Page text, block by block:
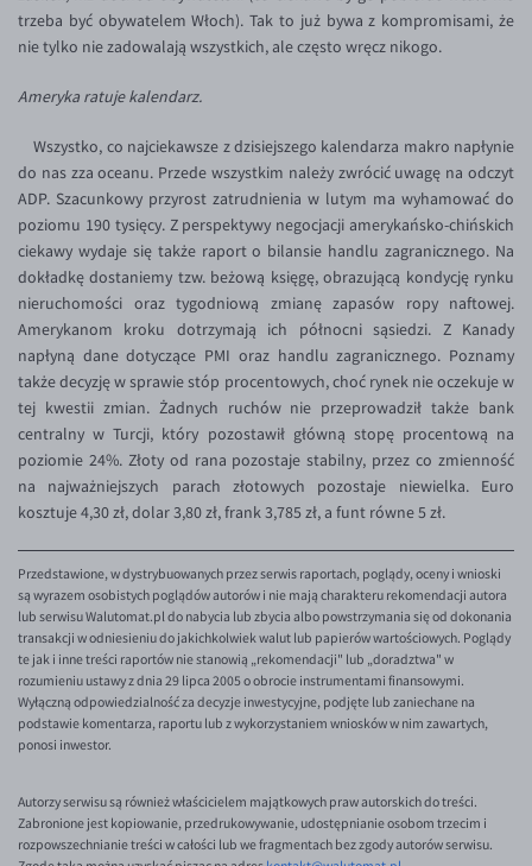
EUR/NOK
EUR/AUD
EUR/BGN
EUR/CAD
EUR/CNY
EUR/HKD
EUR/HUF
EUR/ILS
EUR/JPY
EUR/NZD
EUR/RON
EUR/SGD
EUR/ZAR
GBP/USD
USD/CHF
GBP/CHF
trzeba być obywatelem Włoch). Tak to już bywa z kompromisami, że
nie tylko nie zadowalają wszystkich, ale często wręcz nikogo.
Ameryka ratuje kalendarz.
Wszystko, co najciekawsze z dzisiejszego kalendarza makro napłynie
do nas zza oceanu. Przede wszystkim należy zwrócić uwagę na odczyt
ADP. Szacunkowy przyrost zatrudnienia w lutym ma wyhamować do
poziomu 190 tysięcy. Z perspektywy negocjacji amerykańsko-chińskich
ciekawy wydaje się także raport o bilansie handlu zagranicznego. Na
dokładkę dostaniemy tzw. beżową księgę, obrazującą kondycję rynku
nieruchomości oraz tygodniową zmianę zapasów ropy naftowej.
Amerykanom kroku dotrzymają ich północni sąsiedzi. Z Kanady
napłyną dane dotyczące PMI oraz handlu zagranicznego. Poznamy
także decyzję w sprawie stóp procentowych, choć rynek nie oczekuje w
tej kwestii zmian. Żadnych ruchów nie przeprowadził także bank
centralny w Turcji, który pozostawił główną stopę procentową na
poziomie 24%. Złoty od rana pozostaje stabilny, przez co zmienność
na najważniejszych parach złotowych pozostaje niewielka. Euro
kosztuje 4,30 zł, dolar 3,80 zł, frank 3,785 zł, a funt równe 5 zł.
Przedstawione, w dystrybuowanych przez serwis raportach, poglądy, oceny i wnioski
są wyrazem osobistych poglądów autorów i nie mają charakteru rekomendacji autora
lub serwisu Walutomat.pl do nabycia lub zbycia albo powstrzymania się od dokonania
transakcji w odniesieniu do jakichkolwiek walut lub papierów wartościowych. Poglądy
te jak i inne treści raportów nie stanowią „rekomendacji" lub „doradztwa" w
rozumieniu ustawy z dnia 29 lipca 2005 o obrocie instrumentami finansowymi.
Wyłączną odpowiedzialność za decyzje inwestycyjne, podjęte lub zaniechane na
podstawie komentarza, raportu lub z wykorzystaniem wniosków w nim zawartych,
ponosi inwestor.
Autorzy serwisu są również właścicielem majątkowych praw autorskich do treści.
Zabronione jest kopiowanie, przedrukowywanie, udostępnianie osobom trzecim i
rozpowszechnianie treści w całości lub we fragmentach bez zgody autorów serwisu.